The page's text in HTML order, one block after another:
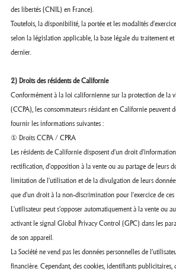
des libertés (CNIL) en France).
Toutefois, la disponibilité, la portée et les modalités
selon la législation applicable, la base légale du traitement
dernier.
2) Droits des résidents de Californie
Conformément à la loi californienne sur la protection de la
(CCPA), les consommateurs résidant en Californie peuvent
fournir les informations suivantes :
① Droits CCPA / CPRA
Les résidents de Californie disposent d'un droit
rectification, d'opposition à la vente ou au partage de leurs
limitation de l'utilisation et de la divulgation de leurs
que d'un droit à la non-discrimination pour l'exercice de ces
L'utilisateur peut s’opposer automatiquement à la vente ou
activant le signal Global Privacy Control (GPC) dans les
de son appareil.
La Société ne vend pas les données personnelles de
financière. Cependant, des cookies, identifiants publicitaires,